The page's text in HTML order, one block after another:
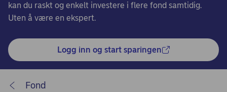
kan du raskt og enkelt investere i flere fond samtidig.
Uten å være en ekspert.
Logg inn og start sparingen
Fond